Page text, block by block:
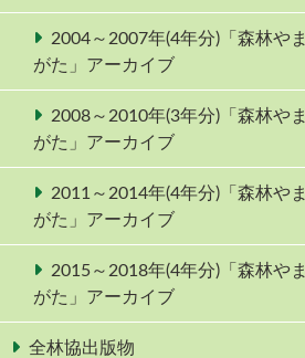
2004～2007年(4年分)「森林やま
がた」アーカイブ
2008～2010年(3年分)「森林やま
がた」アーカイブ
2011～2014年(4年分)「森林やま
がた」アーカイブ
2015～2018年(4年分)「森林やま
がた」アーカイブ
全林協出版物